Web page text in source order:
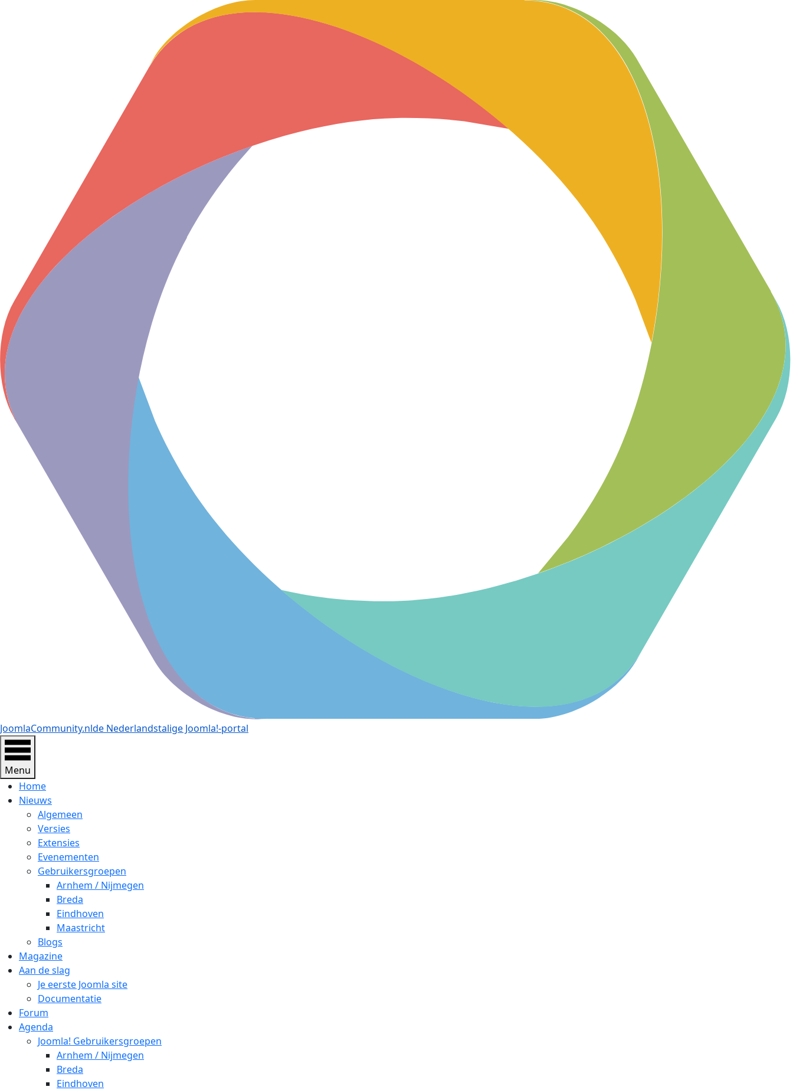
JoomlaCommunity.nlde Nederlandstalige Joomla!-portal
Menu
Home
Nieuws
Algemeen
Versies
Extensies
Evenementen
Gebruikersgroepen
Arnhem / Nijmegen
Breda
Eindhoven
Maastricht
Blogs
Magazine
Aan de slag
Je eerste Joomla site
Documentatie
Forum
Agenda
Joomla! Gebruikersgroepen
Arnhem / Nijmegen
Breda
Eindhoven